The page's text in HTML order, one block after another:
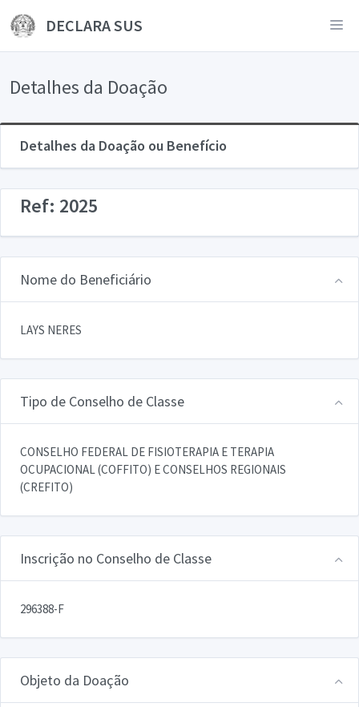
DECLARA SUS
Detalhes da Doação
Detalhes da Doação ou Benefício
Ref: 2025
Nome do Beneficiário
LAYS NERES
Tipo de Conselho de Classe
CONSELHO FEDERAL DE FISIOTERAPIA E TERAPIA
OCUPACIONAL (COFFITO) E CONSELHOS REGIONAIS
(CREFITO)
Inscrição no Conselho de Classe
296388-F
Objeto da Doação